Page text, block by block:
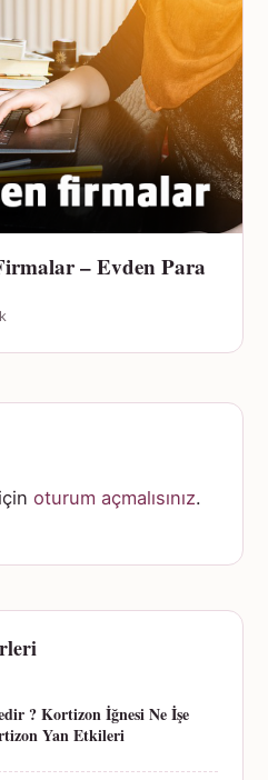
– Evden Para
oturum açmalısınız.
? Kortizon İğnesi Ne İşe
Yan Etkileri